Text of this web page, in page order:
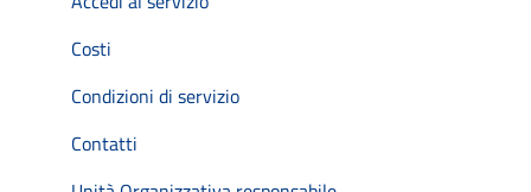
Costi
Condizioni di servizio
Contatti